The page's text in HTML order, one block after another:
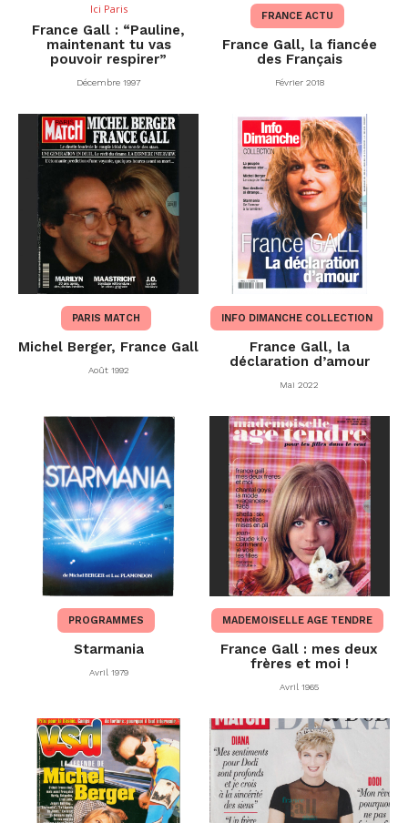
Ici Paris
France Gall : “Pauline,
maintenant tu vas
pouvoir respirer”
Décembre 1997
FRANCE ACTU
France Gall, la fiancée
des Français
Février 2018
PARIS MATCH
Michel Berger, France Gall
Août 1992
INFO DIMANCHE COLLECTION
France Gall, la
déclaration d’amour
Mai 2022
PROGRAMMES
Starmania
Avril 1979
MADEMOISELLE AGE TENDRE
France Gall : mes deux
frères et moi !
Avril 1965